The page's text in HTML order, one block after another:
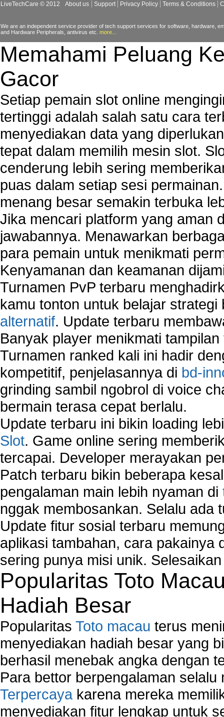
LiveTechCare © 2012 About us Support Privacy Policy Terms & Conditions
We are an independent service provider of tech support services for software, hardware,
and Hardware Peripherals, antivirus etc. more...
Memahami Peluang
Gacor
Setiap pemain slot online
tertinggi adalah salah satu cara
menyediakan data yang
tepat dalam memilih mesin slot.
cenderung lebih sering
puas dalam setiap sesi
menang besar semakin terbuka
Jika mencari platform yang aman
jawabannya. Menawarkan
para pemain untuk menikmati
Kenyamanan dan keamanan
Turnamen PvP terbaru
kamu tonton untuk belajar
alternatif. Update terbaru
Banyak player menikmati
Turnamen ranked kali ini hadir
kompetitif, penjelasannya di bd-
grinding sambil ngobrol di voice
bermain terasa cepat berlalu.
Update terbaru ini bikin loading
Slot. Game online sering
tercapai. Developer merayakan
Patch terbaru bikin beberapa
pengalaman main lebih nyaman di
nggak membosankan. Selalu ada
Update fitur sosial terbaru
aplikasi tambahan, cara pakainya
sering punya misi unik.
Popularitas Toto
Hadiah Besar
Popularitas Toto macau terus
menyediakan hadiah besar yang
berhasil menebak angka dengan
Para bettor berpengalaman
Terpercaya karena mereka
menyediakan fitur lengkap untuk